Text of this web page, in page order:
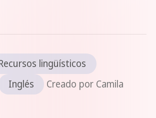
lingüísticos
Inglés
Creado por Camila